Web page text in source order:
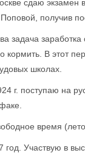
сдаю экзамен
получив
задача
кормить. В этот
школах.
г. поступаю на
время
год. Участвую в